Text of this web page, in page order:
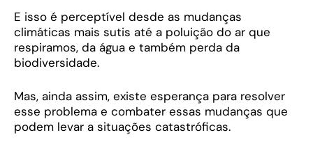
E isso é perceptível desde as mudanças
climáticas mais sutis até a poluição do ar que
respiramos, da água e também perda da
biodiversidade.
Mas, ainda assim, existe esperança para resolver
esse problema e combater essas mudanças que
podem levar a situações catastróficas.